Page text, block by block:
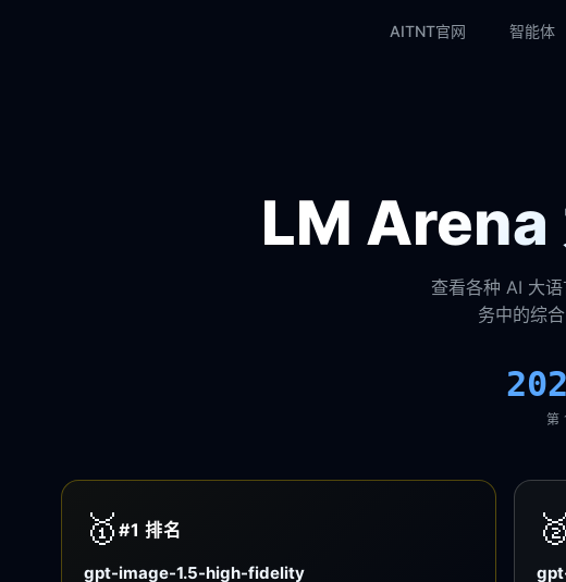
AITNT官网 智能体
LM Arena
查看各种 AI 大
务中的综
第
🥇 #1排名
gpt-image-1.5-high-fidelity
🥈